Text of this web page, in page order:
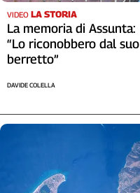
VIDEO LA STORIA
La memoria di Assunta:
“Lo riconobbero dal suo
berretto”
DAVIDE COLELLA